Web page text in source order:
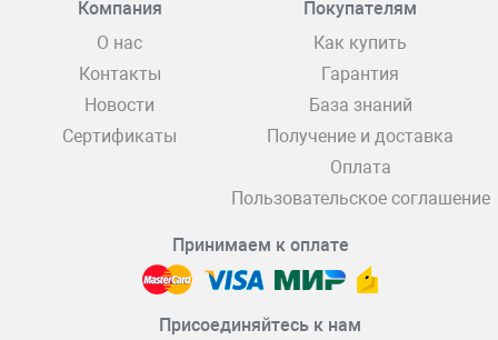
Компания
О нас
Контакты
Новости
Сертификаты
Покупателям
Как купить
Гарантия
База знаний
Получение и доставка
Оплата
Пользовательское соглашение
Принимаем к оплате
Присоединяйтесь к нам